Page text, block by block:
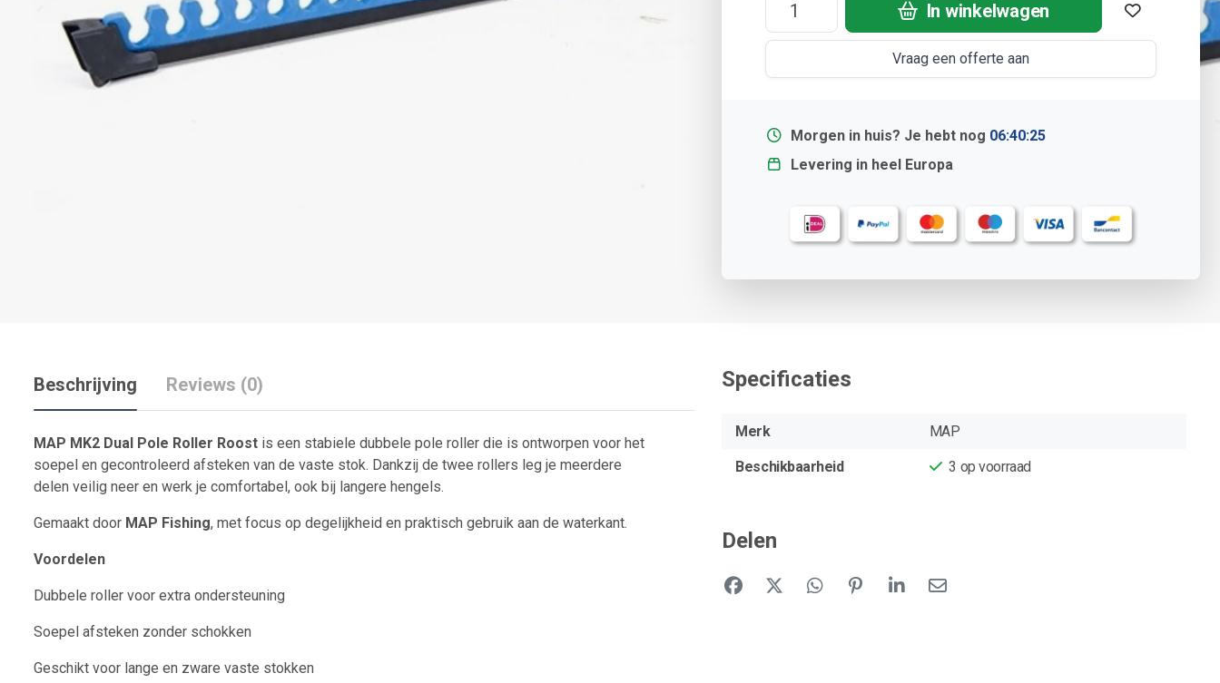
In winkelwagen
Vraag een offerte aan
Morgen in huis? Je hebt nog 06:40:24
Levering in heel Europa
Beschrijving Reviews (0)
MAP MK2 Dual Pole Roller Roost is een stabiele dubbele pole roller die is ontworpen voor het
soepel en gecontroleerd afsteken van de vaste stok. Dankzij de twee rollers leg je meerdere
delen veilig neer en werk je comfortabel, ook bij langere hengels.
Gemaakt door MAP Fishing, met focus op degelijkheid en praktisch gebruik aan de waterkant.
Voordelen
Dubbele roller voor extra ondersteuning
Soepel afsteken zonder schokken
Geschikt voor lange en zware vaste stokken
Specificaties
Merk MAP
Beschikbaarheid 3 op voorraad
Delen